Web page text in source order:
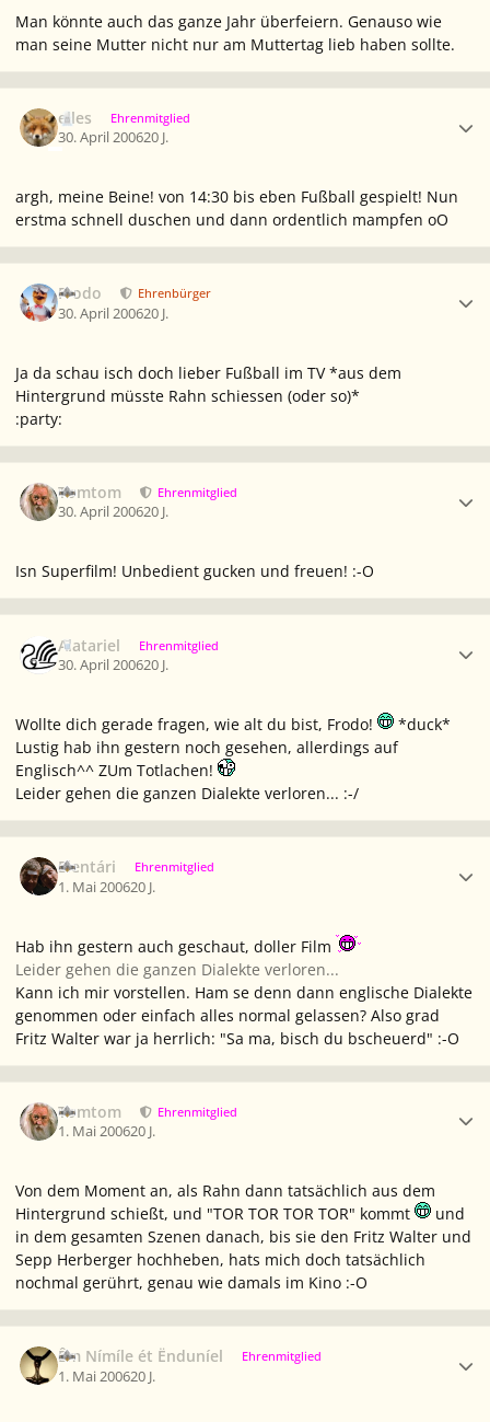
Man könnte auch das ganze Jahr überfeiern. Genauso wie
man seine Mutter nicht nur am Muttertag lieb haben sollte.
elles Ehrenmitglied
30. April 200620 J.
argh, meine Beine! von 14:30 bis eben Fußball gespielt! Nun
erstma schnell duschen und dann ordentlich mampfen oO
Frodo Ehrenbürger
30. April 200620 J.
Ja da schau isch doch lieber Fußball im TV *aus dem
Hintergrund müsste Rahn schiessen (oder so)*
:party:
Tomtom Ehrenmitglied
30. April 200620 J.
Isn Superfilm! Unbedient gucken und freuen! :-O
Alatariel Ehrenmitglied
30. April 200620 J.
Wollte dich gerade fragen, wie alt du bist, Frodo!
*duck*
Lustig hab ihn gestern noch gesehen, allerdings auf
Englisch^^ ZUm Totlachen!
Leider gehen die ganzen Dialekte verloren... :-/
Elentári Ehrenmitglied
1. Mai 200620 J.
Hab ihn gestern auch geschaut, doller Film
Leider gehen die ganzen Dialekte verloren...
Kann ich mir vorstellen. Ham se denn dann englische Dialekte
genommen oder einfach alles normal gelassen? Also grad
Fritz Walter war ja herrlich: "Sa ma, bisch du bscheuerd" :-O
Tomtom Ehrenmitglied
1. Mai 200620 J.
Von dem Moment an, als Rahn dann tatsächlich aus dem
Hintergrund schießt, und "TOR TOR TOR TOR" kommt
und
in dem gesamten Szenen danach, bis sie den Fritz Walter und
Sepp Herberger hochheben, hats mich doch tatsächlich
nochmal gerührt, genau wie damals im Kino :-O
Êm Nímíle ét Ënduníel Ehrenmitglied
1. Mai 200620 J.